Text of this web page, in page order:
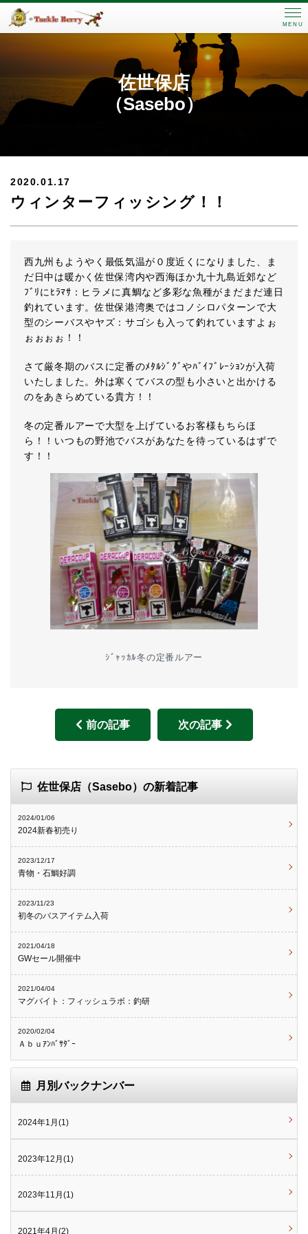
MENU
佐世保店
（Sasebo）
2020.01.17
ウィンターフィッシング！！
西九州もようやく最低気温が０度近くになりました、ま
だ日中は暖かく佐世保湾内や西海ほか九十九島近郊など
ﾌﾞﾘにﾋﾗﾏｻ：ヒラメに真鯛など多彩な魚種がまだまだ連日
釣れています。佐世保港湾奥ではコノシロパターンで大
型のシーバスやヤズ：サゴシも入って釣れていますよぉ
ぉぉぉぉ！！
さて厳冬期のバスに定番のﾒﾀﾙｼﾞｸﾞやﾊﾞｲﾌﾞﾚｰｼｮﾝが入荷
いたしました。外は寒くてバスの型も小さいと出かける
のをあきらめている貴方！！
冬の定番ルアーで大型を上げているお客様もちらほ
ら！！いつもの野池でバスがあなたを待っているはずで
す！！
ｼﾞｬｯｶﾙ冬の定番ルアー
前の記事 次の記事
佐世保店（Sasebo）の新着記事
2024/01/06
2024新春初売り
2023/12/17
青物・石鯛好調
2023/11/23
初冬のバスアイテム入荷
2021/04/18
GWセール開催中
2021/04/04
マグバイト：フィッシュラボ：釣研
2020/02/04
Ａｂｕｱﾝﾊﾞｻﾀﾞｰ
月別バックナンバー
2024年1月(1)
2023年12月(1)
2023年11月(1)
2021年4月(2)